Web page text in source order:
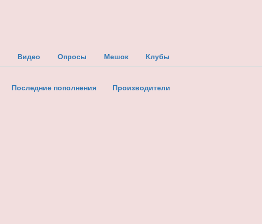
Видео Опросы Мешок Клубы
Последние пополнения Производители